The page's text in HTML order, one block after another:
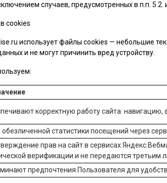
случаев, предусмотренных в п.п.
cookies
использует файлы cookies — небольшие
и не могут причинить вред устройству.
корректную работу сайта: навигацию,
статистики посещений через
прав на сайт в сервисах
верификации и не передаются третьим
предпочтения Пользователя для